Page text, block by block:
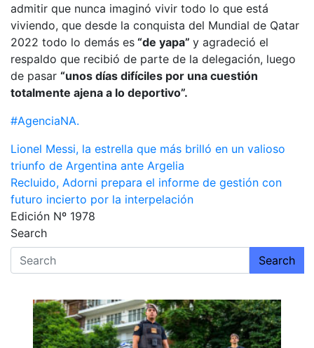
admitir que nunca imaginó vivir todo lo que está
viviendo, que desde la conquista del Mundial de Qatar
2022 todo lo demás es “de yapa” y agradeció el
respaldo que recibió de parte de la delegación, luego
de pasar “unos días difíciles por una cuestión
totalmente ajena a lo deportivo”.
#AgenciaNA.
Navegación
de
entradas
Lionel Messi, la estrella que más brilló en un valioso
triunfo de Argentina ante Argelia
Recluido, Adorni prepara el informe de gestión con
futuro incierto por la interpelación
Edición Nº 1978
Search
Search